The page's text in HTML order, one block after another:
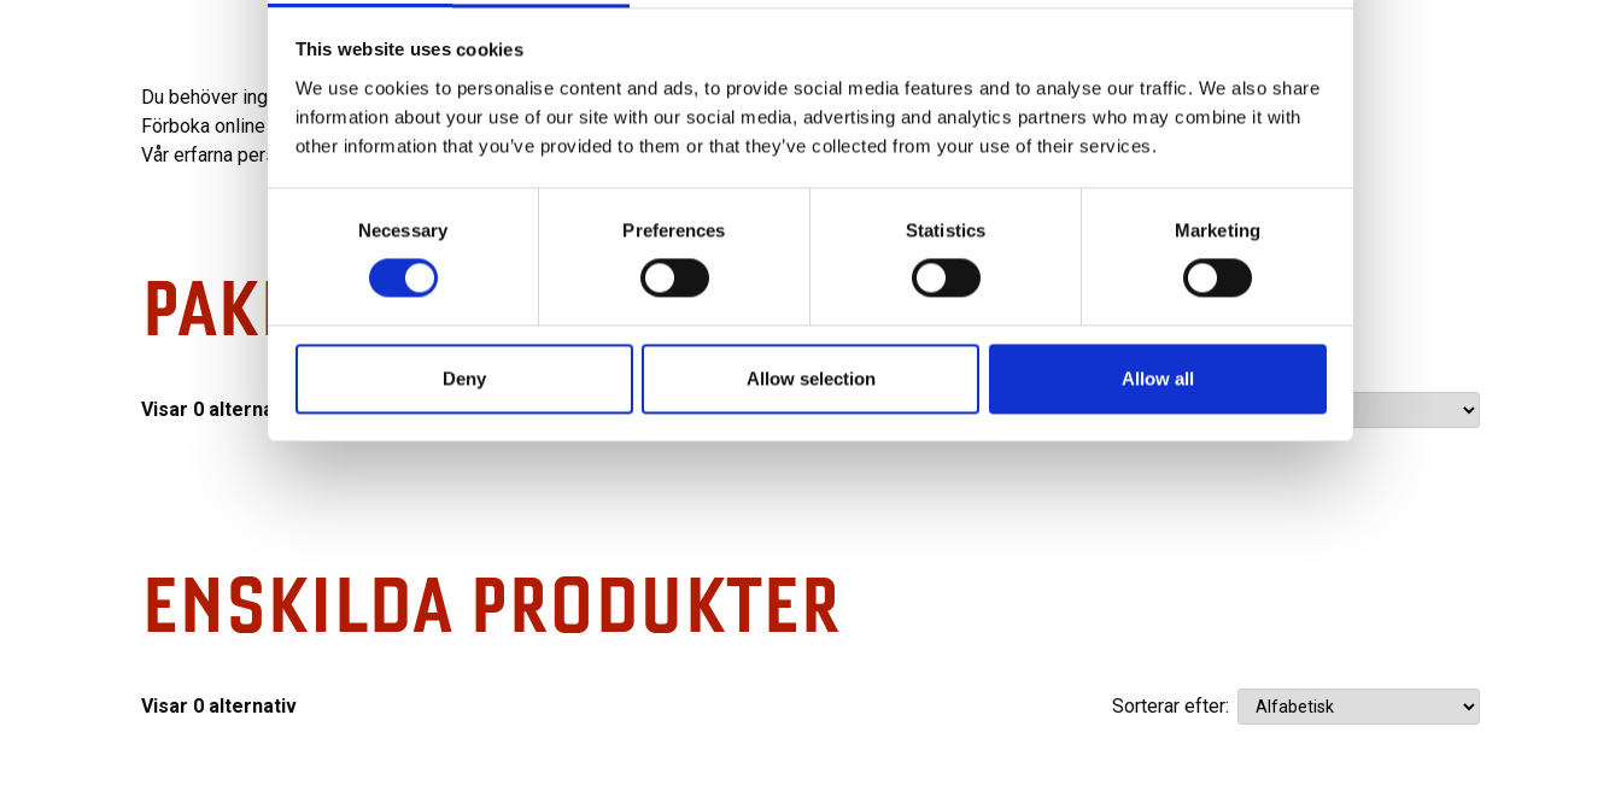
This website uses cookies
We use cookies to personalise content and ads, to provide social media features and to analyse our traffic. We also share
information about your use of our site with our social media, advertising and analytics partners who may combine it with
other information that you’ve provided to them or that they’ve collected from your use of their services.
Necessary Preferences Statistics Marketing
Deny Allow selection Allow all
SKIDUTHYRNING
Du behöver inga egna skidor för att njuta av Lofsdalen. Hyr all längd- och alpinutrustning iGästcentret.
Förboka online
senast 2 dagarföre ankomst eller hyr på plats.
Vår erfarna personal hjälper dig välja rätt utrustning, och du kan hämta allt redan från kl. 15 dagen före första åkdag.
PAKET
Visar 0 alternativ Sorterar efter:
ENSKILDA PRODUKTER
Visar 0 alternativ Sorterar efter: